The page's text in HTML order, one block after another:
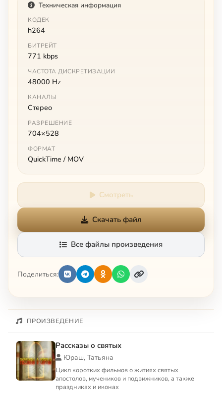
Техническая информация
КОДЕК
h264
БИТРЕЙТ
771 kbps
ЧАСТОТА ДИСКРЕТИЗАЦИИ
48000 Hz
КАНАЛЫ
Стерео
РАЗРЕШЕНИЕ
704×528
ФОРМАТ
QuickTime / MOV
Смотреть
Скачать файл
Все файлы произведения
Поделиться:
ПРОИЗВЕДЕНИЕ
Рассказы о святых
Юраш, Татьяна
Цикл коротких фильмов о житиях святых
апостолов, мучеников и подвижников, а также
праздниках и иконах